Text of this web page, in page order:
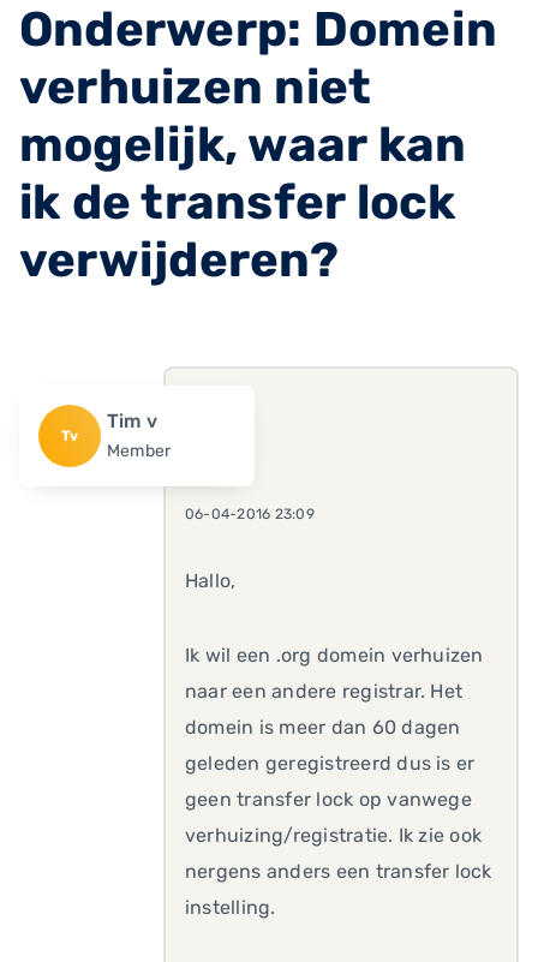
Onderwerp: Domein
verhuizen niet
mogelijk, waar kan
ik de transfer lock
verwijderen?
Tv
Tim v
Member
06-04-2016 23:09
Hallo,
Ik wil een .org domein verhuizen
naar een andere registrar. Het
domein is meer dan 60 dagen
geleden geregistreerd dus is er
geen transfer lock op vanwege
verhuizing/registratie. Ik zie ook
nergens anders een transfer lock
instelling.